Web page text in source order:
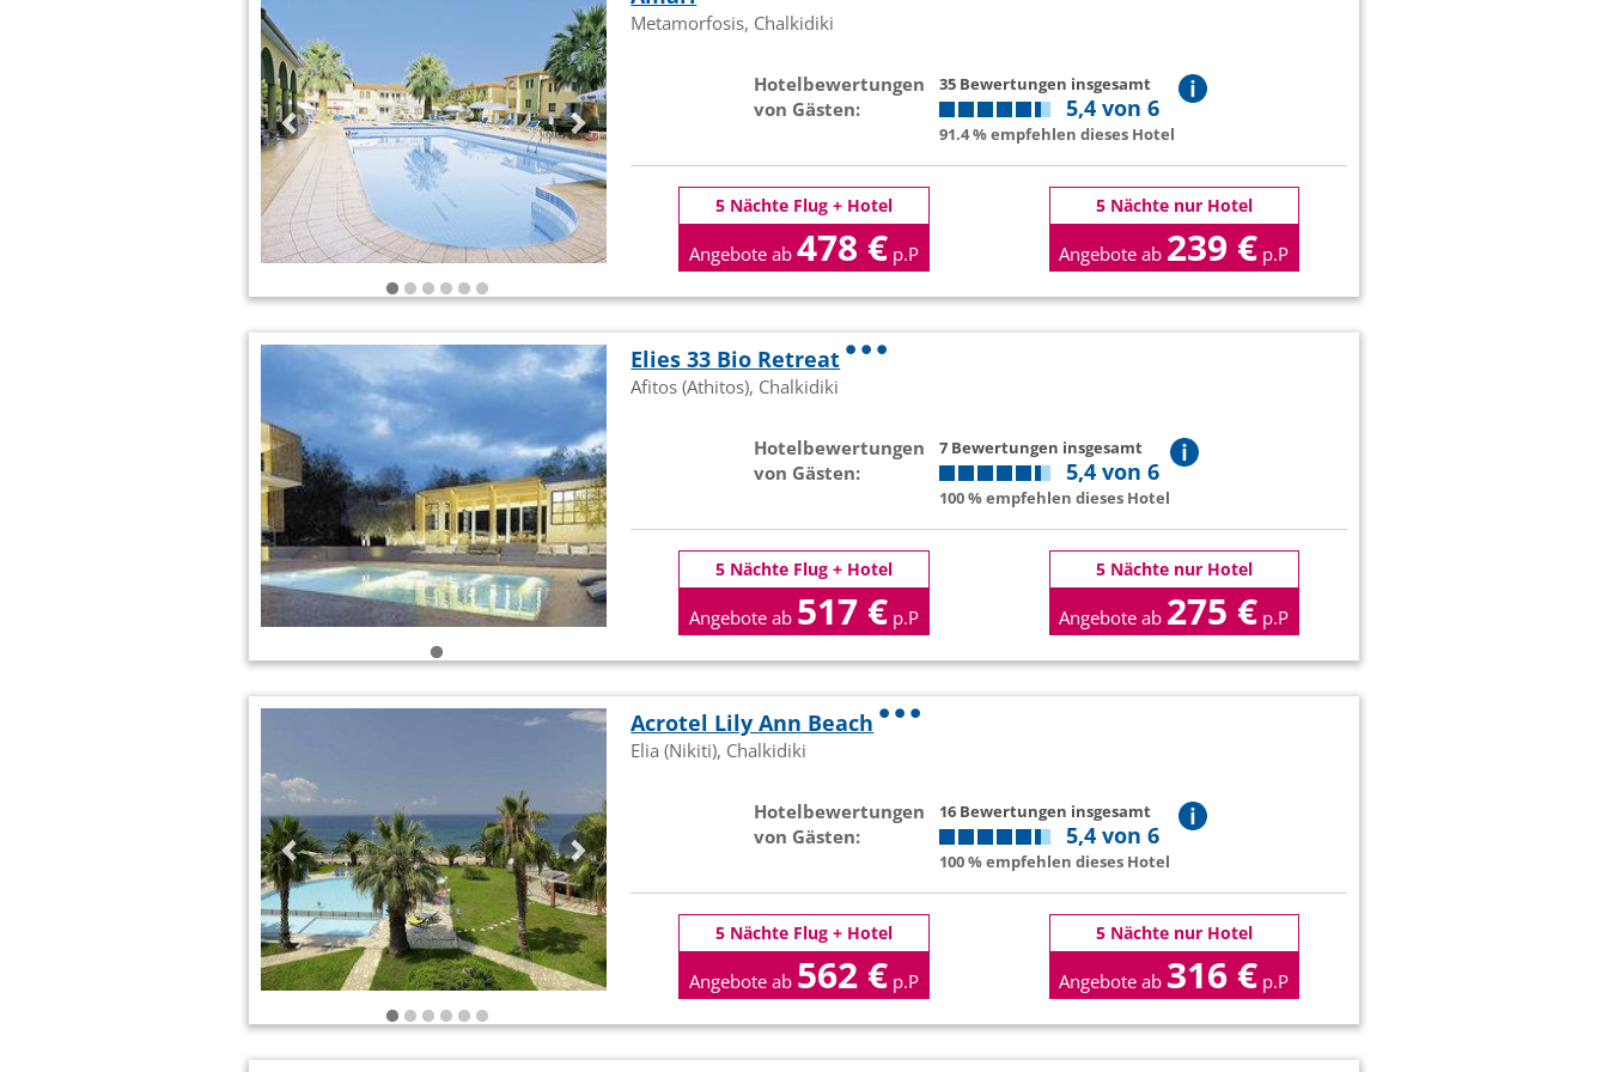
Metamorfosis, Chalkidiki
Hotelbewertungen
von Gästen:
35 Bewertungen insgesamt
5,4 von 6
91.4 % empfehlen dieses Hotel
5 Nächte Flug + Hotel
Angebote ab 478 € p.P
5 Nächte nur Hotel
Angebote ab 239 € p.P
Elies 33 Bio Retreat
Afitos (Athitos), Chalkidiki
Hotelbewertungen
von Gästen:
7 Bewertungen insgesamt
5,4 von 6
100 % empfehlen dieses Hotel
5 Nächte Flug + Hotel
Angebote ab 517 € p.P
5 Nächte nur Hotel
Angebote ab 275 € p.P
Acrotel Lily Ann Beach
Elia (Nikiti), Chalkidiki
Hotelbewertungen
von Gästen:
16 Bewertungen insgesamt
5,4 von 6
100 % empfehlen dieses Hotel
5 Nächte Flug + Hotel
Angebote ab 562 € p.P
5 Nächte nur Hotel
Angebote ab 316 € p.P